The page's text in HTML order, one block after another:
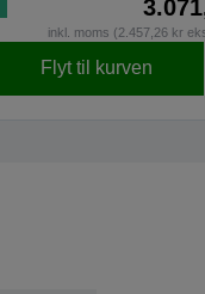
inkl. moms (2.457,26 kr
Flyt til kurven